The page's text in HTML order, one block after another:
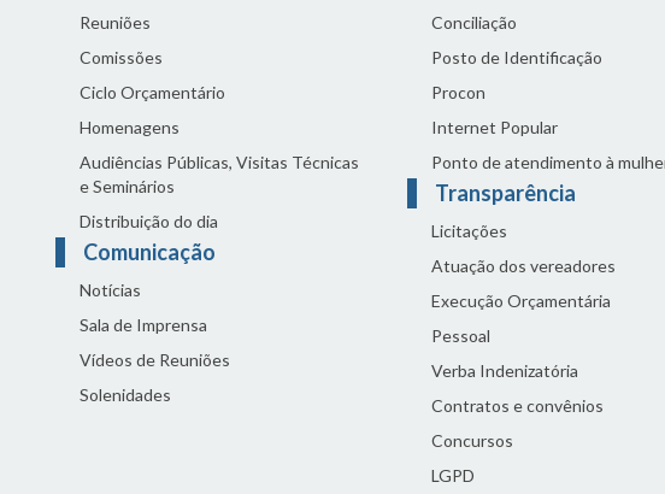
Reuniões
Comissões
Ciclo Orçamentário
Homenagens
Audiências Públicas, Visitas Técnicas
e Seminários
Distribuição do dia
Comunicação
Notícias
Sala de Imprensa
Vídeos de Reuniões
Solenidades
Conciliação
Posto de Identificação
Procon
Internet Popular
Ponto de atendimento à
Transparência
Licitações
Atuação dos vereadores
Execução Orçamentária
Pessoal
Verba Indenizatória
Contratos e convênios
Concursos
LGPD